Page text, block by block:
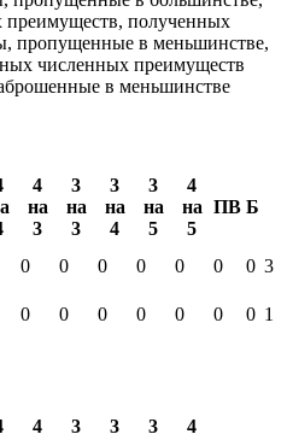
преимуществ, полученных
пропущенные в меньшинстве,
численных преимуществ
в меньшинстве
4
на
3
3
на
3
3
на
4
3
на
5
4
на
5
ПВ Б
0 0 0 0 0 0 0 3
0 0 0 0 0 0 0 1
4
3
3
3
4